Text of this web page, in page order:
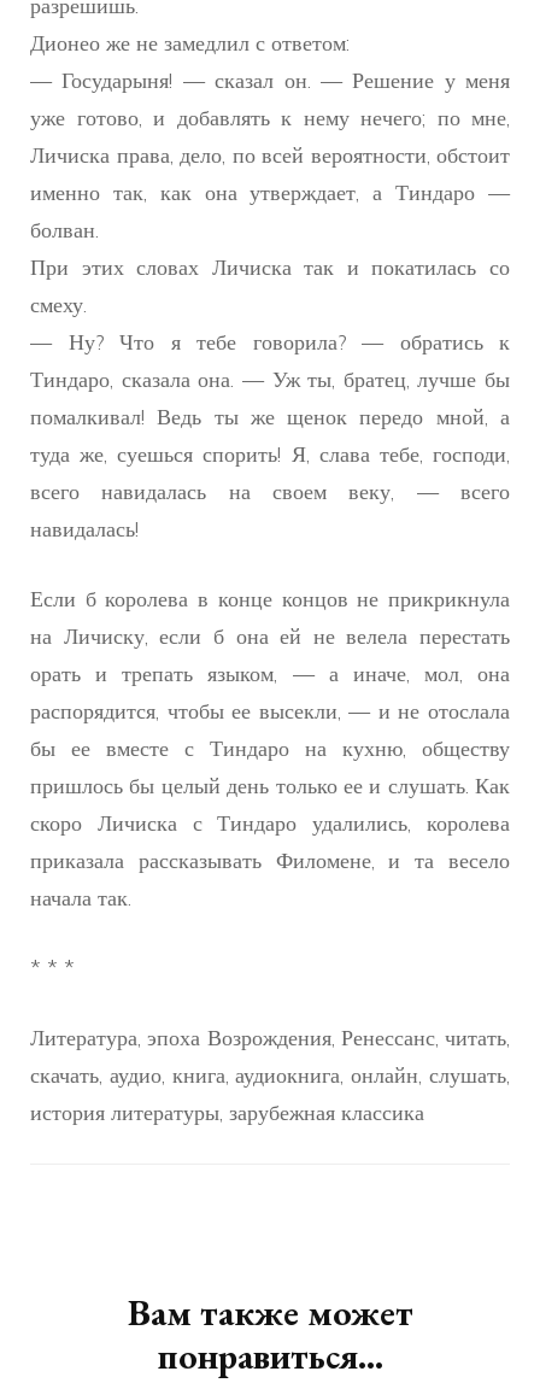
Дионео же не замедлил с ответом:
— Государыня! — сказал он. — Решение у меня
уже готово, и добавлять к нему нечего; по мне,
Личиска права, дело, по всей вероятности, обстоит
именно так, как она утверждает, а Тиндаро —
болван.
При этих словах Личиска так и покатилась со
смеху.
— Ну? Что я тебе говорила? — обратись к
Тиндаро, сказала она. — Уж ты, братец, лучше бы
помалкивал! Ведь ты же щенок передо мной, а
туда же, суешься спорить! Я, слава тебе, господи,
всего навидалась на своем веку, — всего
навидалась!
Если б королева в конце концов не прикрикнула
на Личиску, если б она ей не велела перестать
орать и трепать языком, — а иначе, мол, она
распорядится, чтобы ее высекли, — и не отослала
бы ее вместе с Тиндаро на кухню, обществу
пришлось бы целый день только ее и слушать. Как
скоро Личиска с Тиндаро удалились, королева
приказала рассказывать Филомене, и та весело
начала так.
* * *
Литература, эпоха Возрождения, Ренессанс, читать,
скачать, аудио, книга, аудиокнига, онлайн, слушать,
история литературы, зарубежная классика
записямВам также может
понравиться...